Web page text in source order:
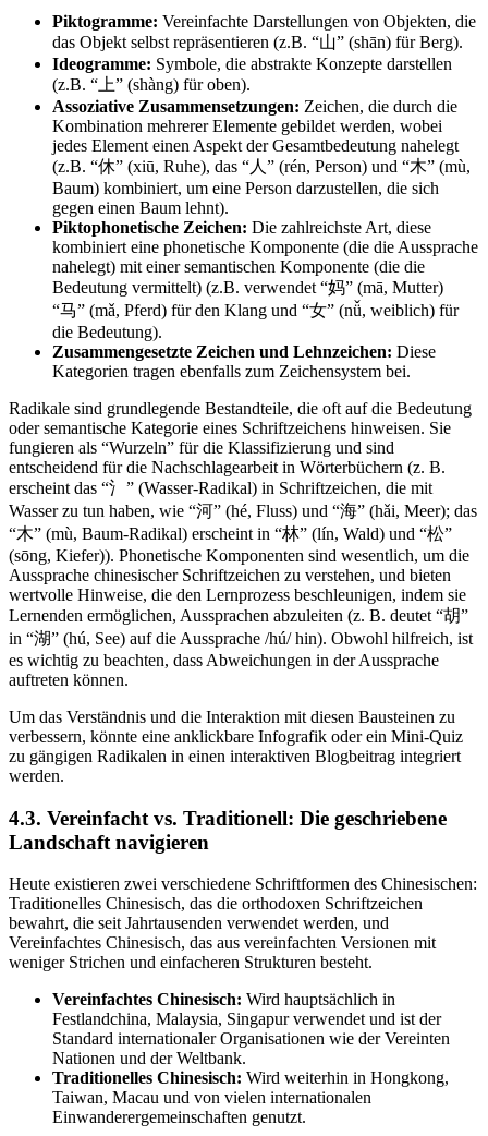
Piktogramme: Vereinfachte Darstellungen von Objekten, die
das Objekt selbst repräsentieren (z.B. “山” (shān) für Berg).
Ideogramme: Symbole, die abstrakte Konzepte darstellen
(z.B. “上” (shàng) für oben).
Assoziative Zusammensetzungen: Zeichen, die durch die
Kombination mehrerer Elemente gebildet werden, wobei
jedes Element einen Aspekt der Gesamtbedeutung nahelegt
(z.B. “休” (xiū, Ruhe), das “人” (rén, Person) und “木” (mù,
Baum) kombiniert, um eine Person darzustellen, die sich
gegen einen Baum lehnt).
Piktophonetische Zeichen: Die zahlreichste Art, diese
kombiniert eine phonetische Komponente (die die Aussprache
nahelegt) mit einer semantischen Komponente (die die
Bedeutung vermittelt) (z.B. verwendet “妈” (mā, Mutter)
“马” (mǎ, Pferd) für den Klang und “女” (nǚ, weiblich) für
die Bedeutung).
Zusammengesetzte Zeichen und Lehnzeichen: Diese
Kategorien tragen ebenfalls zum Zeichensystem bei.
Radikale sind grundlegende Bestandteile, die oft auf die Bedeutung
oder semantische Kategorie eines Schriftzeichens hinweisen. Sie
fungieren als “Wurzeln” für die Klassifizierung und sind
entscheidend für die Nachschlagearbeit in Wörterbüchern (z. B.
erscheint das “氵” (Wasser-Radikal) in Schriftzeichen, die mit
Wasser zu tun haben, wie “河” (hé, Fluss) und “海” (hǎi, Meer); das
“木” (mù, Baum-Radikal) erscheint in “林” (lín, Wald) und “松”
(sōng, Kiefer)). Phonetische Komponenten sind wesentlich, um die
Aussprache chinesischer Schriftzeichen zu verstehen, und bieten
wertvolle Hinweise, die den Lernprozess beschleunigen, indem sie
Lernenden ermöglichen, Aussprachen abzuleiten (z. B. deutet “胡”
in “湖” (hú, See) auf die Aussprache /hú/ hin). Obwohl hilfreich, ist
es wichtig zu beachten, dass Abweichungen in der Aussprache
auftreten können.
Um das Verständnis und die Interaktion mit diesen Bausteinen zu
verbessern, könnte eine anklickbare Infografik oder ein Mini-Quiz
zu gängigen Radikalen in einen interaktiven Blogbeitrag integriert
werden.
4.3. Vereinfacht vs. Traditionell: Die geschriebene
Landschaft navigieren
Heute existieren zwei verschiedene Schriftformen des Chinesischen:
Traditionelles Chinesisch, das die orthodoxen Schriftzeichen
bewahrt, die seit Jahrtausenden verwendet werden, und
Vereinfachtes Chinesisch, das aus vereinfachten Versionen mit
weniger Strichen und einfacheren Strukturen besteht.
Vereinfachtes Chinesisch: Wird hauptsächlich in
Festlandchina, Malaysia, Singapur verwendet und ist der
Standard internationaler Organisationen wie der Vereinten
Nationen und der Weltbank.
Traditionelles Chinesisch: Wird weiterhin in Hongkong,
Taiwan, Macau und von vielen internationalen
Einwanderergemeinschaften genutzt.